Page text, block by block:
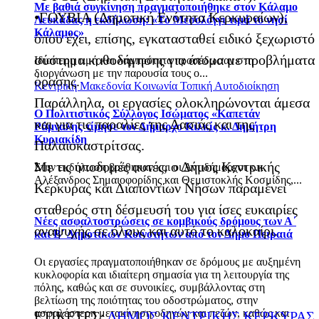
Με βαθιά συγκίνηση πραγματοποιήθηκε στον Κάλαμο
Λευκάδας η εκδήλωση: «Το Μεσολόγγι τιμά το νησί
Κάλαμος»
Ιδιαίτερη τιμή και λαμπρότητα προσέδωσαν στη
διοργάνωση με την παρουσία τους ο...
Κεντρική Μακεδονία Κοινωνία Τοπική Αυτοδιοίκηση
Ο Πολιτιστικός Σύλλογος Ισώματος «Καπετάν
Ράμναλης τίμησε τον Δήμαρχο Κιλκίς κ. Δημήτρη
Κυριακίδη
Στην εκδήλωση βρέθηκαν και οι Αντιδήμαρχοι κ.κ.
Αλέξανδρος Σημαιοφορίδης και Θεμιστοκλής Κοσμίδης,...
Νέες ασφαλτοστρώσεις σε κομβικούς δρόμους των Α΄
και Β΄ Δημοτικών Κοινοτήτων από τον Δήμο Πειραιά
Οι εργασίες πραγματοποιήθηκαν σε δρόμους με αυξημένη
κυκλοφορία και ιδιαίτερη σημασία για τη λειτουργία της
πόλης, καθώς και σε συνοικίες, συμβάλλοντας στη
βελτίωση της ποιότητας του οδοστρώματος, στην
ασφαλέστερη μετακίνηση οδηγών και πεζών, καθώς και
•ΓΟΥΒΙΑ (Δημοτική Ενότητα Κερκυραίων),
όπου έχει, επίσης, εγκατασταθεί ειδικό ξεχωριστό
σύστημα καθοδήγησης για άτομα με προβλήματα
όρασης.
Παράλληλα, οι εργασίες ολοκληρώνονται άμεσα
και για τις παραλίες της Δασιάς και της
Παλαιοκαστρίτσας.
Με τις υποδομές αυτές, ο Δήμος Κεντρικής
Κέρκυρας και Διαποντίων Νήσων παραμένει
σταθερός στη δέσμευσή του για ίσες ευκαιρίες
αναψυχής σε όλους και αυτό το καλοκαίρι.